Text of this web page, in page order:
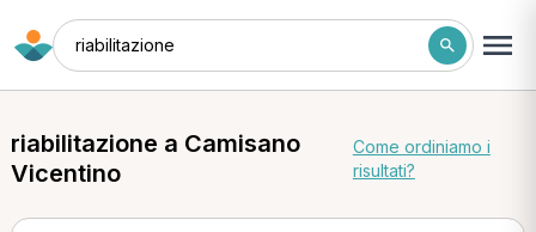
riabilitazione
riabilitazione a Camisano
Vicentino
Come ordiniamo i
risultati?